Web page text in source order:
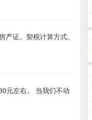
证。契税计算方式。
元左右。 当我们不动